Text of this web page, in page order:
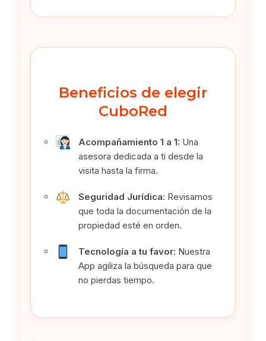
Beneficios de elegir
CuboRed
Acompañamiento 1 a 1: Una
asesora dedicada a ti desde la
visita hasta la firma.
Seguridad Jurídica: Revisamos
que toda la documentación de la
propiedad esté en orden.
Tecnología a tu favor: Nuestra
App agiliza la búsqueda para que
no pierdas tiempo.